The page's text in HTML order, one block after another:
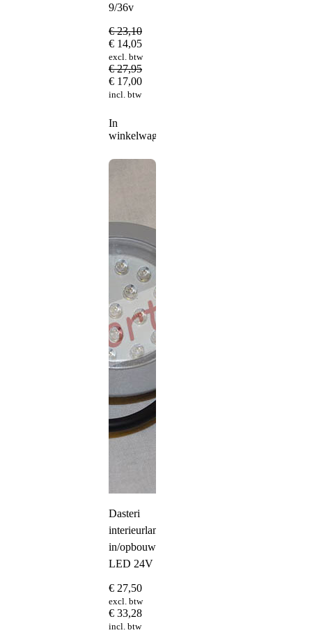
9/36v
€23,10
€ 14,05
excl. btw
€27,95
€ 17,00
incl. btw
In
winkelwagen
Dasteri
interieurlamp
in/opbouw
LED 24V
€ 27,50
excl. btw
€ 33,28
incl. btw